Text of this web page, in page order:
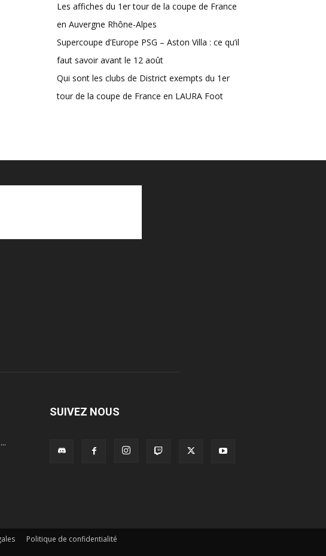
Les affiches du 1er tour de la coupe de France
en Auvergne Rhône-Alpes
Supercoupe d’Europe PSG – Aston Villa : ce qu’il
faut savoir avant le 12 août
Qui sont les clubs de District exempts du 1er
tour de la coupe de France en LAURA Foot
SUIVEZ NOUS
Politique de confidentialité